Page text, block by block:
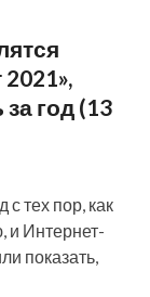
год (13
тех пор, как
и Интернет-
показать,